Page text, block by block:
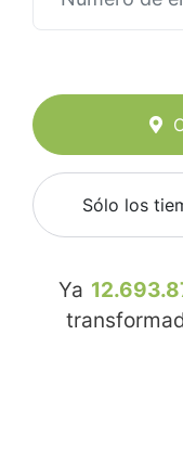
Sólo los
Ya